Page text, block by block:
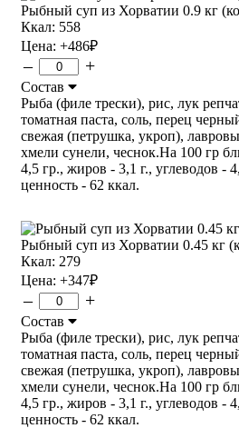
Рыбный суп из Хорватии 0.9 кг
Ккал: 558
Цена: +486₽
– +
Состав
Рыба (филе трески), рис, лук
томатная паста, соль, перец
свежая (петрушка, укроп),
хмели сунели, чеснок.На 100 гр
4,5 гр., жиров - 3,1 г., углеводов -
ценность - 62 ккал.
Рыбный суп из Хорватии 0.45 кг
Ккал: 279
Цена: +347₽
– +
Состав
Рыба (филе трески), рис, лук
томатная паста, соль, перец
свежая (петрушка, укроп),
хмели сунели, чеснок.На 100 гр
4,5 гр., жиров - 3,1 г., углеводов -
ценность - 62 ккал.